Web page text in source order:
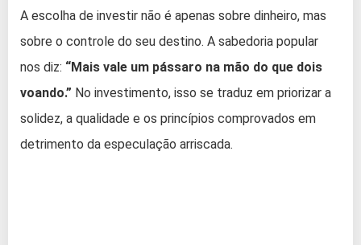
A escolha de investir não é apenas sobre dinheiro, mas
sobre o controle do seu destino. A sabedoria popular
nos diz: “Mais vale um pássaro na mão do que dois
voando.” No investimento, isso se traduz em priorizar a
solidez, a qualidade e os princípios comprovados em
detrimento da especulação arriscada.